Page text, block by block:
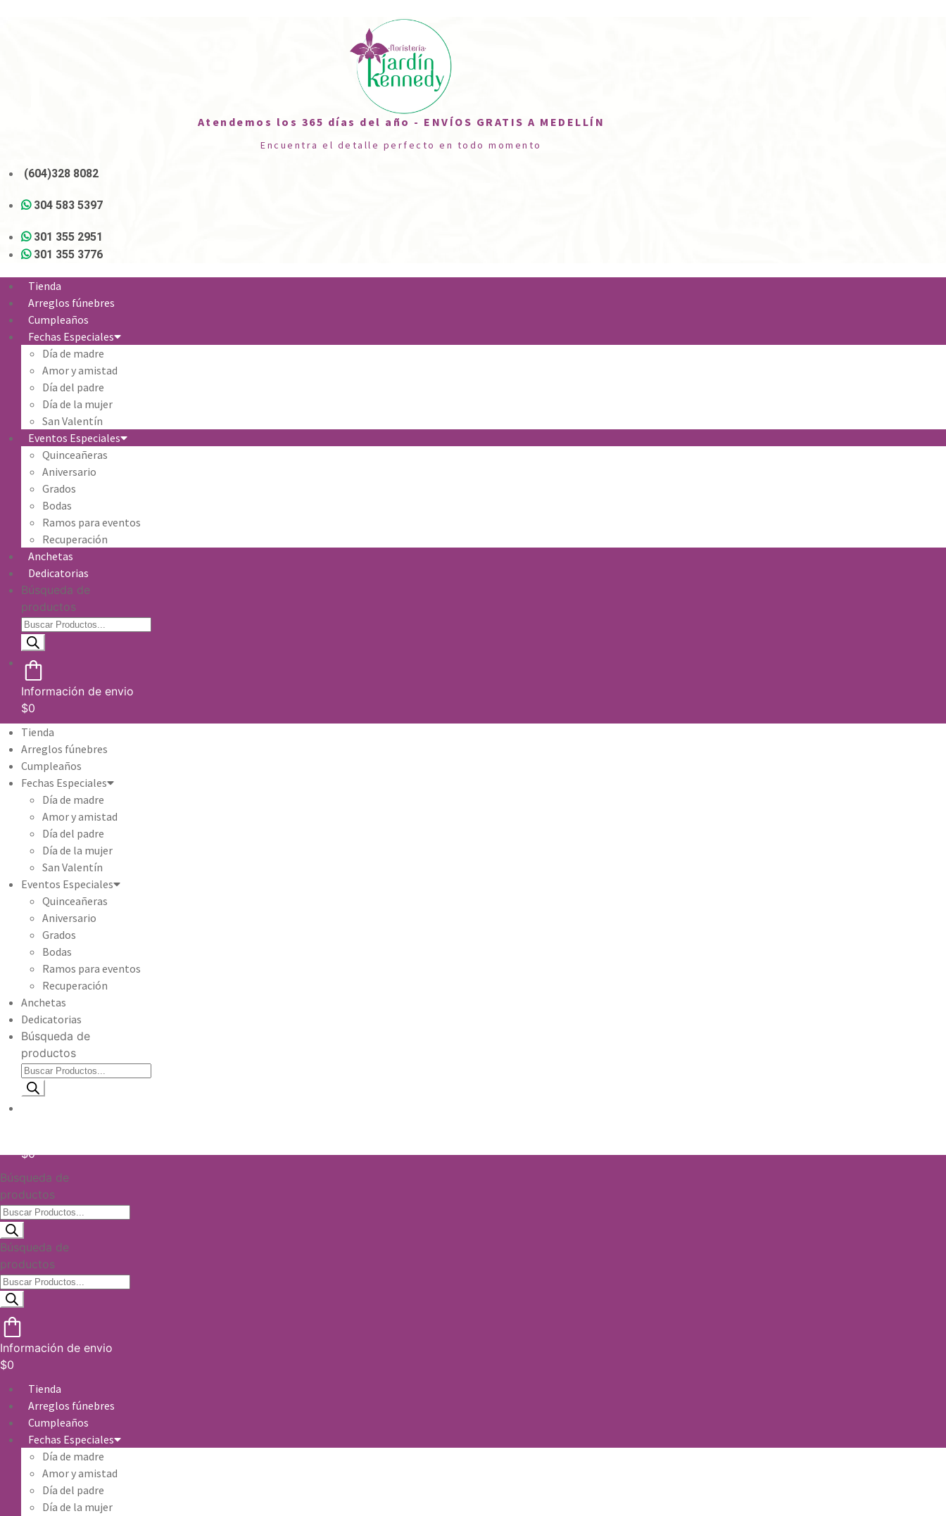
Atendemos los 365 días del año - ENVÍOS GRATIS A MEDELLÍN
Encuentra el detalle perfecto en todo momento
(604)328 8082
304 583 5397
301 355 2951
301 355 3776
Tienda
Arreglos fúnebres
Cumpleaños
Fechas Especiales
Día de madre
Amor y amistad
Día del padre
Día de la mujer
San Valentín
Eventos Especiales
Quinceañeras
Aniversario
Grados
Bodas
Ramos para eventos
Recuperación
Anchetas
Dedicatorias
Búsqueda de
productos
Información de envio
$0
Tienda
Arreglos fúnebres
Cumpleaños
Fechas Especiales
Día de madre
Amor y amistad
Día del padre
Día de la mujer
San Valentín
Eventos Especiales
Quinceañeras
Aniversario
Grados
Bodas
Ramos para eventos
Recuperación
Anchetas
Dedicatorias
Búsqueda de
productos
$0
Búsqueda de
productos
Búsqueda de
productos
Información de envio
$0
Tienda
Arreglos fúnebres
Cumpleaños
Fechas Especiales
Día de madre
Amor y amistad
Día del padre
Día de la mujer